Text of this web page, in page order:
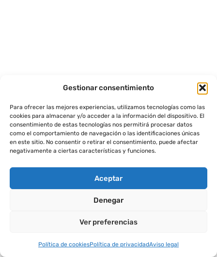
Gestionar consentimiento
Para ofrecer las mejores experiencias, utilizamos tecnologías como las
cookies para almacenar y/o acceder a la información del dispositivo. El
consentimiento de estas tecnologías nos permitirá procesar datos
como el comportamiento de navegación o las identificaciones únicas
en este sitio. No consentir o retirar el consentimiento, puede afectar
negativamente a ciertas características y funciones.
Aceptar
Denegar
Ver preferencias
Política de cookiesPolítica de privacidadAviso legal